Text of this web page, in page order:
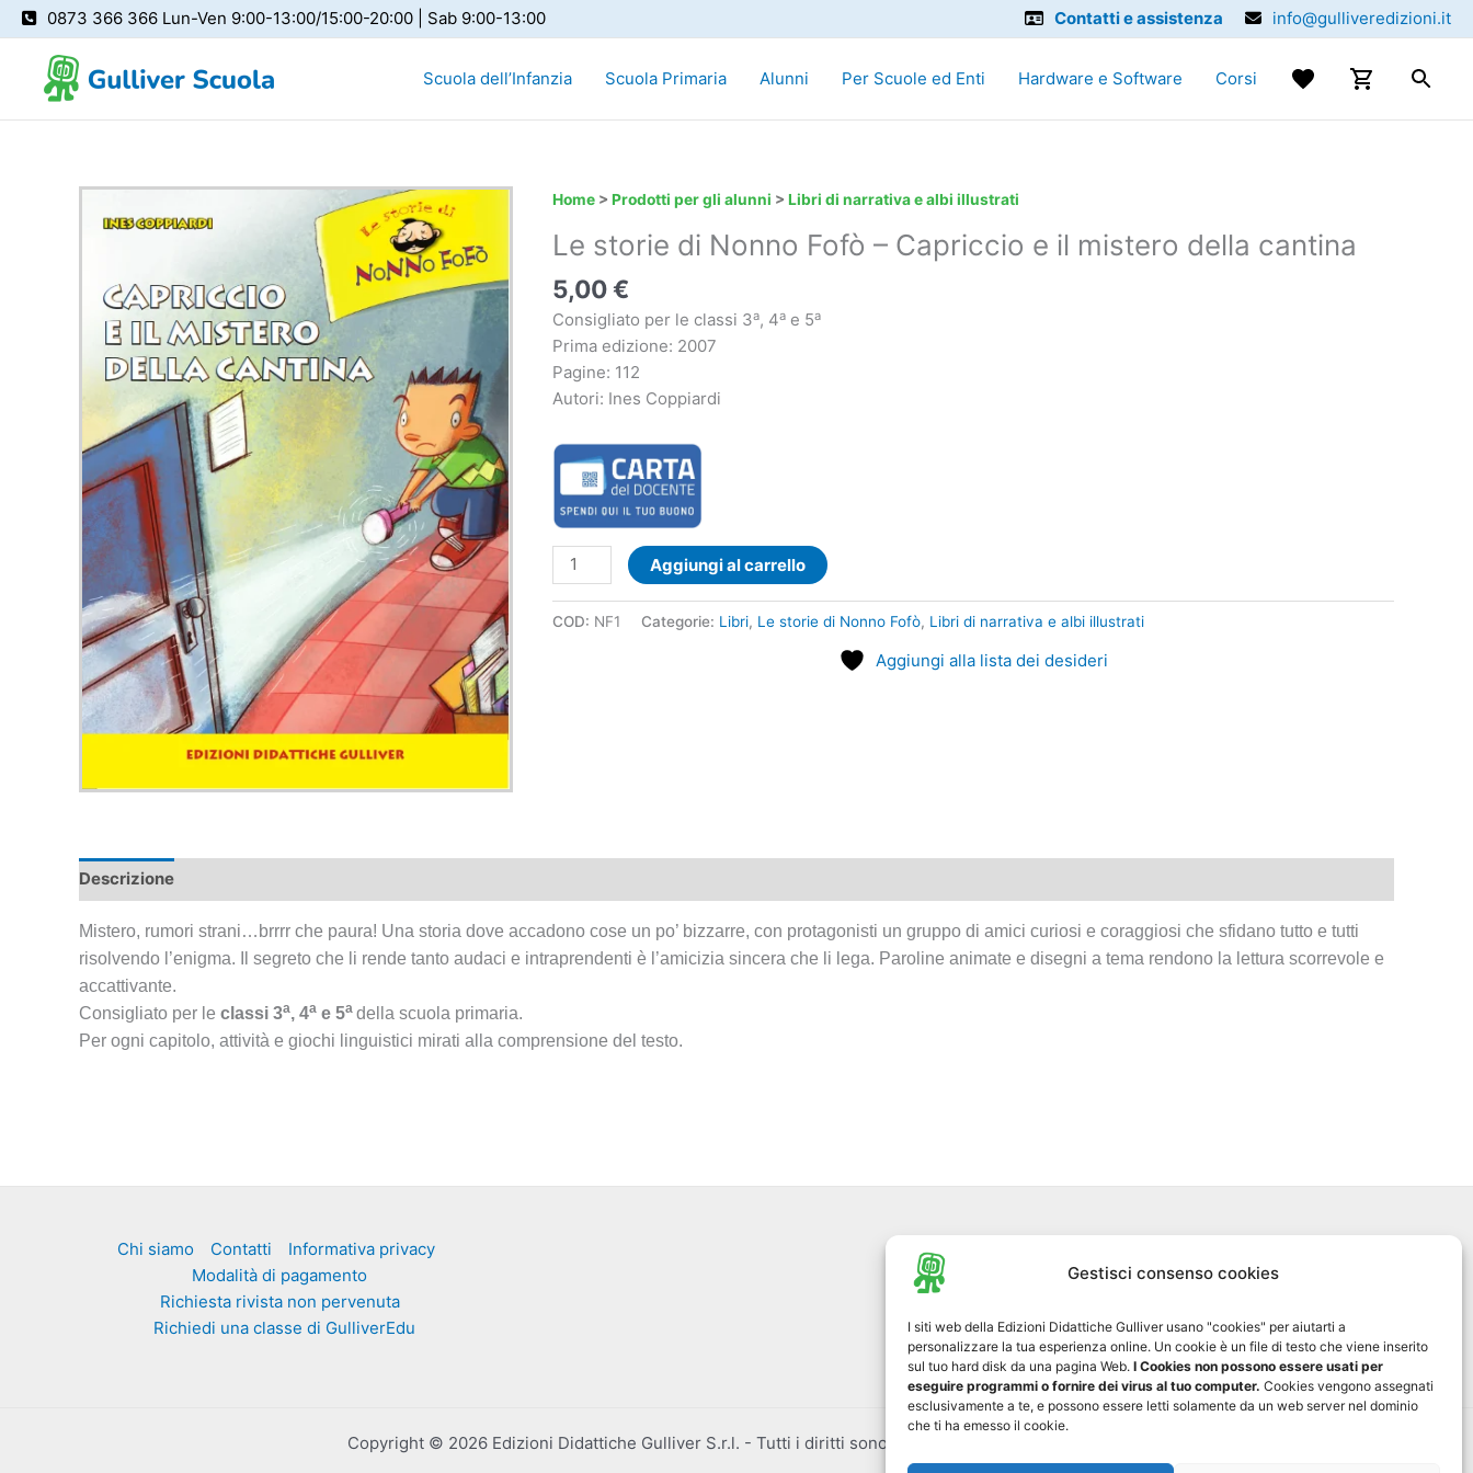
Gestisci consenso cookies
I siti web della Edizioni Didattiche Gulliver usano "cookies" per aiutarti a
personalizzare la tua esperienza online. Un cookie è un file di testo che viene inserito
sul tuo hard disk da una pagina Web. I Cookies non possono essere usati per
eseguire programmi o fornire dei virus al tuo computer. Cookies vengono assegnati
esclusivamente a te, e possono essere letti solamente da un web server nel dominio
che ti ha emesso il cookie.
al
contenuto
0873 366 366 Lun-Ven 9:00-13:00/15:00-20:00 | Sab 9:00-13:00 Contatti e assistenza info@gulliveredizioni.it
Scuola dell’Infanzia Scuola Primaria Alunni Per Scuole ed Enti Hardware e Software Corsi
Home > Prodotti per gli alunni > Libri di narrativa e albi illustrati
Le storie di Nonno Fofò – Capriccio e il mistero della cantina
5,00€
Consigliato per le classi 3a, 4a e 5a
Prima edizione: 2007
Pagine: 112
Autori: Ines Coppiardi
Le
di
Nonno
Fofò
-
Capriccio
e
il
della
cantina
quantità
Aggiungi al carrello
COD: NF1 Categorie: Libri, Le storie di Nonno Fofò, Libri di narrativa e albi illustrati
Aggiungi alla lista dei desideri
Descrizione
Mistero, rumori strani…brrrr che paura! Una storia dove accadono cose un po’ bizzarre, con protagonisti un gruppo di amici curiosi e coraggiosi che sfidano tutto e tutti
risolvendo l’enigma. Il segreto che li rende tanto audaci e intraprendenti è l’amicizia sincera che li lega. Paroline animate e disegni a tema rendono la lettura scorrevole e
accattivante.
Consigliato per le classi 3a, 4a e 5a della scuola primaria.
Per ogni capitolo, attività e giochi linguistici mirati alla comprensione del testo.
Chi siamo Contatti
Informativa privacy
Modalità di pagamento
Richiesta rivista non pervenuta
Richiedi una classe di GulliverEdu
Progetto Tre-sei
Copyright © 2026 Edizioni Didattiche Gulliver S.r.l. - Tutti i diritti sono riservati - P. IVA 01729550697